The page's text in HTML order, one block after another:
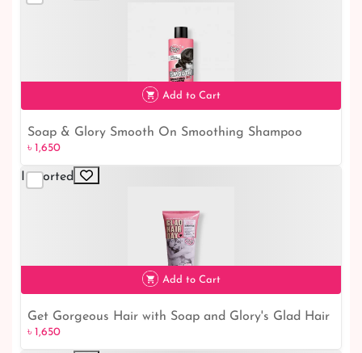
৳ 1,650
৳ 1,650
Add to Cart
Soap & Glory Smooth On Smoothing Shampoo
300ml: Achieve Silky Hair
৳ 1,650
Imported
Add to Cart
Get Gorgeous Hair with Soap and Glory's Glad Hair
Day Shampoo
৳ 1,650